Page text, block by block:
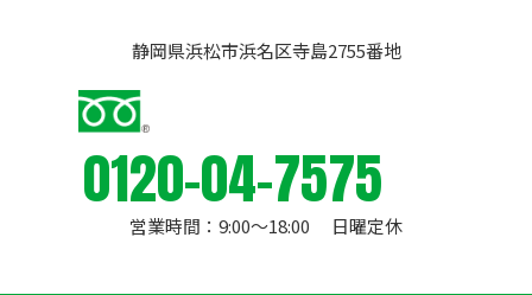
静岡県浜松市浜名区寺島2755番地
0120-04-7575
営業時間：9:00〜18:00 日曜定休